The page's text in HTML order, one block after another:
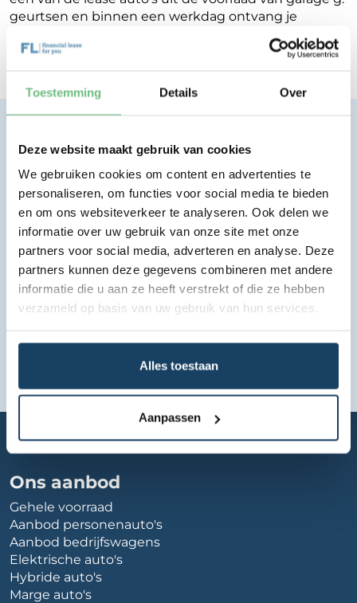
Toestemming Details Over
Deze website maakt gebruik van cookies
We gebruiken cookies om content en advertenties te
personaliseren, om functies voor social media te bieden
en om ons websiteverkeer te analyseren. Ook delen we
informatie over uw gebruik van onze site met onze
partners voor social media, adverteren en analyse. Deze
partners kunnen deze gegevens combineren met andere
informatie die u aan ze heeft verstrekt of die ze hebben
verzameld op basis van uw gebruik van hun services.
Alles toestaan
Aanpassen
geurtsen en binnen een werkdag ontvang je
terugkoppeling op de mogelijkheden voor jouw
Financial Lease.
Eenvoudig, transparant, vertrouwd.
Bekijk lease aanbod
Ons aanbod
Gehele voorraad
Aanbod personenauto's
Aanbod bedrijfswagens
Elektrische auto's
Hybride auto's
Marge auto's